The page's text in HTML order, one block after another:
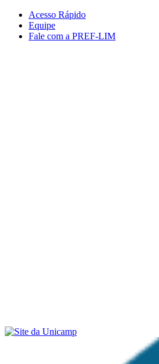
Conteúdo principal Menu principal
Acesso Rápido
Equipe
Fale com a PREF-LIM